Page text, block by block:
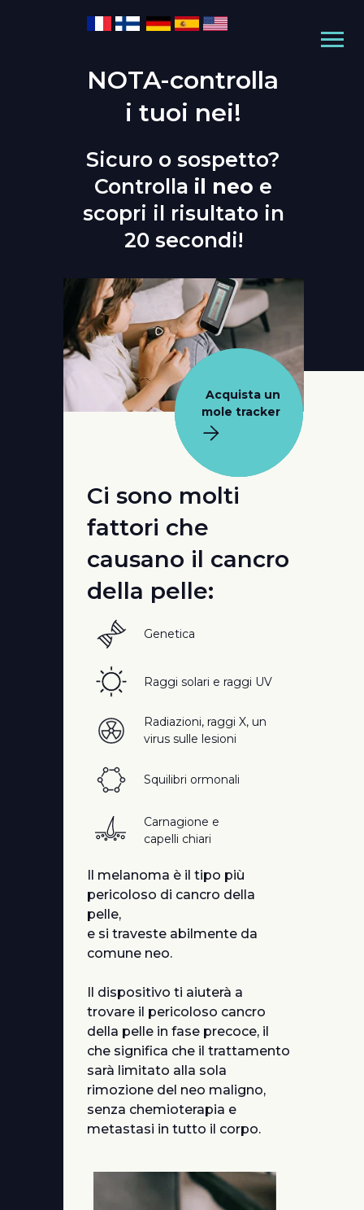
Ci sono molti
fattori che
causano il cancro
della pelle:
Il melanoma è il tipo più
pericoloso di cancro della
pelle,
e si traveste abilmente da
comune neo.
Il dispositivo ti aiuterà a
trovare il pericoloso cancro
della pelle in fase precoce, il
che significa che il trattamento
sarà limitato alla sola
rimozione del neo maligno,
senza chemioterapia e
metastasi in tutto il corpo.
Genetica
Raggi solari e raggi UV
Radiazioni, raggi X, un
virus sulle lesioni
Squilibri ormonali
Carnagione e
capelli chiari
Sicuro o sospetto?
Controlla il neo e
scopri il risultato in
20 secondi!
NOTA-controlla
i tuoi nei!
Acquista un
mole tracker